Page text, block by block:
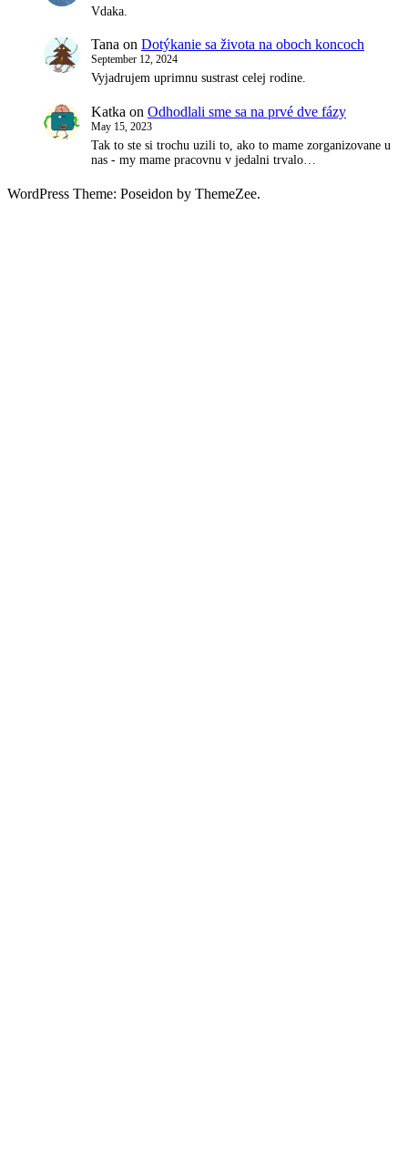
Vdaka.
Tana on Dotýkanie sa života na oboch koncoch
September 12, 2024
Vyjadrujem uprimnu sustrast celej rodine.
Katka on Odhodlali sme sa na prvé dve fázy
May 15, 2023
Tak to ste si trochu uzili to, ako to mame zorganizovane u
nas - my mame pracovnu v jedalni trvalo…
WordPress Theme: Poseidon by ThemeZee.